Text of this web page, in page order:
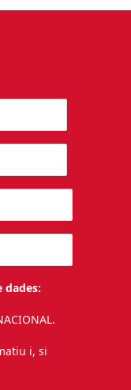
dades:
i, si